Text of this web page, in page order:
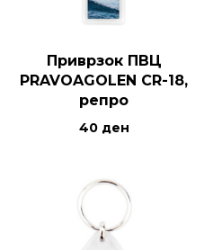
Приврзок ПВЦ
PRAVOAGOLEN CR-18,
репро
40 ден